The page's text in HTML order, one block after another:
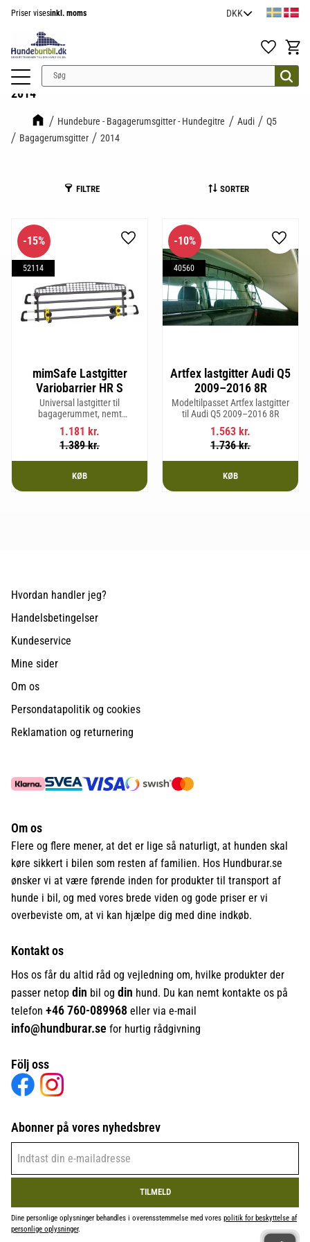
Priser visesinkl. moms
Favoritter
2014
Hundebure - Bagagerumsgitter - Hundegitre Audi
Q5
Bagagerumsgitter
2014
FILTRE SORTER
mimSafe Lastgitter
Variobarrier HR S
Universal lastgitter til
bagagerummet, nemt
justerbart for at passe bilens
form og sikre en tryg og sikker
rejse med kæledyr eller last.
1.181 kr.
1.389kr.
15%
52114
Gem som favorit
KØB
Artfex lastgitter Audi Q5
2009–2016 8R
Modeltilpasset Artfex lastgitter
til Audi Q5 2009–2016 8R
1.563 kr.
1.736kr.
10%
40560
Gem
KØB
Hvordan handler jeg?
Handelsbetingelser
Kundeservice
Mine sider
Om os
Persondatapolitik og cookies
Reklamation og returnering
Om os
Flere og flere mener, at det er lige så naturligt, at hunden skal
køre sikkert i bilen som resten af familien. Hos Hundburar.se
ønsker vi at være førende inden for produkter til transport af
hunde i bil, og med vores brede viden og gode priser er vi
overbeviste om, at vi kan hjælpe dig med dine indkøb.
Kontakt os
Hos os får du altid råd og vejledning om, hvilke produkter der
passer netop din bil og din hund. Du kan nemt kontakte os på
telefon +46760-089968 eller via e-mail
info@hundburar.se for hurtig rådgivning
Följ oss
Abonner på vores nyhedsbrev
TILMELD
Dine personlige oplysninger behandles i overensstemmelse med vores politik for beskyttelse af
personlige oplysninger.